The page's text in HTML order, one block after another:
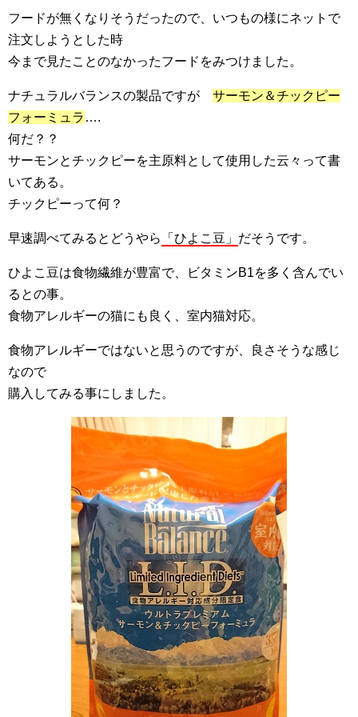
フードが無くなりそうだったので、いつもの様にネットで
注文しようとした時
今まで見たことのなかったフードをみつけました。
ナチュラルバランスの製品ですが サーモン＆チックピー
フォーミュラ ….
何だ？？
サーモンとチックピーを主原料として使用した云々って書
いてある。
チックピーって何？
早速調べてみるとどうやら 「ひよこ豆」 だそうです。
ひよこ豆は食物繊維が豊富で、ビタミンB1を多く含んでい
るとの事。
食物アレルギーの猫にも良く、室内猫対応。
食物アレルギーではないと思うのですが、良さそうな感じ
なので
購入してみる事にしました。